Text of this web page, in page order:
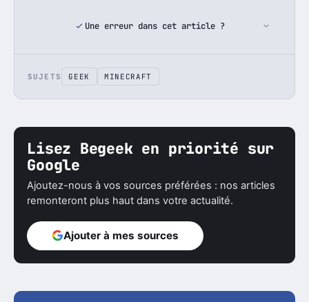
Une erreur dans cet article ?
SUJETS GEEK MINECRAFT
Lisez Begeek en priorité sur
Google
Ajoutez-nous à vos sources préférées : nos articles
remonteront plus haut dans votre actualité.
Ajouter à mes sources